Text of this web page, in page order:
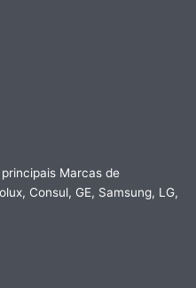
Marcas de
Consul, GE, Samsung, LG,